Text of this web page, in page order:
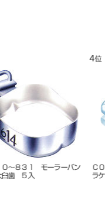
ナ
用
矯正プライヤー スリージョ
407